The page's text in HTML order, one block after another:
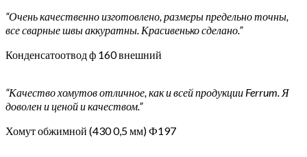
“Очень качественно изготовлено, размеры предельно точны,
все сварные швы аккуратны. Красивенько сделано.”
Конденсатоотвод ф 160 внешний
“Качество хомутов отличное, как и всей продукции Ferrum. Я
доволен и ценой и качеством.”
Хомут обжимной (430 0,5 мм) Ф197